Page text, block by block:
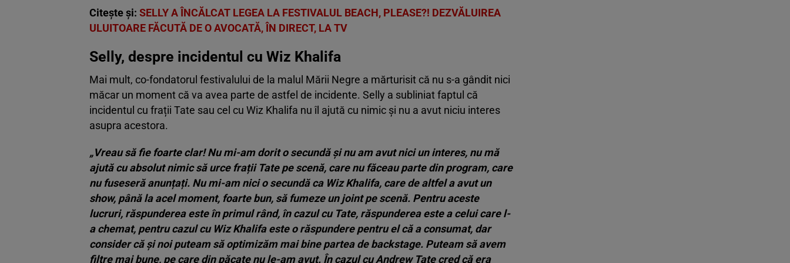
Citește și: SELLY A ÎNCĂLCAT LEGEA LA FESTIVALUL BEACH, PLEASE?! DEZVĂLUIREA
ULUITOARE FĂCUTĂ DE O AVOCATĂ, ÎN DIRECT, LA TV
Selly, despre incidentul cu Wiz Khalifa
Mai mult, co-fondatorul festivalului de la malul Mării Negre a mărturisit că nu s-a gândit nici
măcar un moment că va avea parte de astfel de incidente. Selly a subliniat faptul că
incidentul cu frații Tate sau cel cu Wiz Khalifa nu îl ajută cu nimic și nu a avut niciu interes
asupra acestora.
„Vreau să fie foarte clar! Nu mi-am dorit o secundă și nu am avut nici un interes, nu mă
ajută cu absolut nimic să urce frații Tate pe scenă, care nu făceau parte din program, care
nu fuseseră anunțați. Nu mi-am nici o secundă ca Wiz Khalifa, care de altfel a avut un
show, până la acel moment, foarte bun, să fumeze un joint pe scenă. Pentru aceste
lucruri, răspunderea este în primul rând, în cazul cu Tate, răspunderea este a celui care l-
a chemat, pentru cazul cu Wiz Khalifa este o răspundere pentru el că a consumat, dar
consider că și noi puteam să optimizăm mai bine partea de backstage. Puteam să avem
filtre mai bune, pe care din păcate nu le-am avut. În cazul cu Andrew Tate cred că era